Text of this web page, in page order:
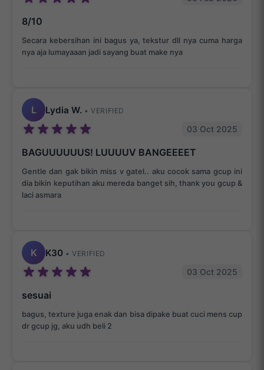
8/10
Secara kebersihan ini bagus ya, tekstur dll nya cuma harga
nya aja lumayaaan jadi sayang buat make nya
L Lydia W. • VERIFIED
03 Oct 2025
BAGUUUUUUS! LUUUUV BANGEEEET
Gentle dan gak bikin miss v gatel.. aku cocok sama gcup ini
dia bikin keputihan aku mereda banget sih, thank you gcup &
laci asmara
K K30 • VERIFIED
03 Oct 2025
sesuai
bagus, texture juga enak dan bisa dipake buat cuci mens cup
dr gcup jg, aku udh beli 2